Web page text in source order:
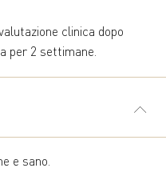
clinica dopo
per 2 settimane.​
e sano.